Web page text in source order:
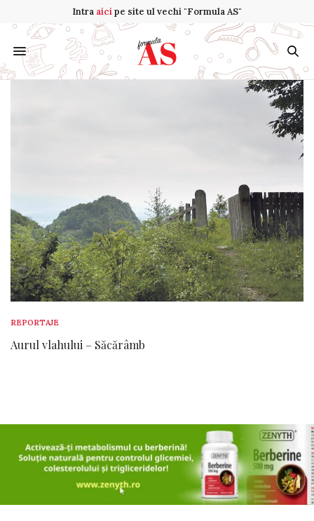
Intra aicipe site ul vechi "Formula AS"
REPORTAJE
Aurul vlahului – Săcărâmb